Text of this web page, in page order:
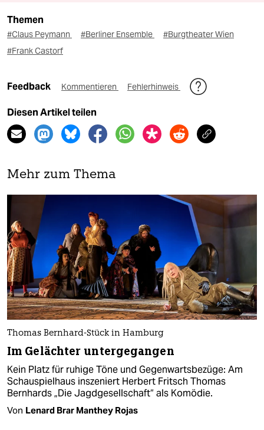
Themen
#Claus Peymann #Berliner Ensemble
#Burgtheater Wien
#Frank Castorf
Feedback Kommentieren Fehlerhinweis
Diesen Artikel teilen
Mehr zum Thema
Thomas Bernhard-Stück in Hamburg
Im Gelächter untergegangen
Kein Platz für ruhige Töne und Gegenwartsbezüge: Am
Schauspielhaus inszeniert Herbert Fritsch Thomas
Bernhards „Die Jagdgesellschaft“ als Komödie.
Von Lenard Brar Manthey Rojas